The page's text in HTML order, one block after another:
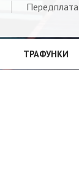
Передплата
ТРАФУНКИ